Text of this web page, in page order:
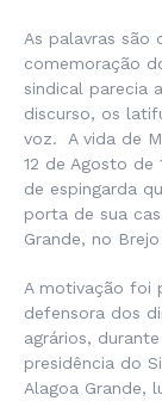
As palavras são
comemoração
sindical parecia
discurso, os
voz. A vida de
12 de Agosto
de espingarda
porta de sua
Grande, no
A motivação foi
defensora dos
agrários,
presidência do
Alagoa Grande,